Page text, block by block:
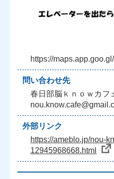
https://
問い合わせ先
春日部脳ｋｎｏｗカ
外部リンク
https://ameblo.jp/nou-
12945968668.html